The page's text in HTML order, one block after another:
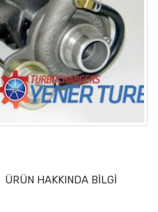
ÜRÜN HAKKINDA BİLGİ